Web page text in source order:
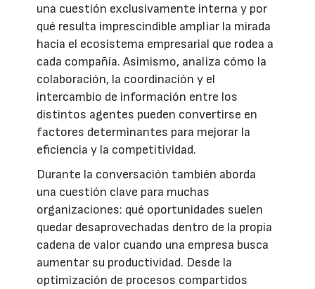
una cuestión exclusivamente interna y por
qué resulta imprescindible ampliar la mirada
hacia el ecosistema empresarial que rodea a
cada compañía. Asimismo, analiza cómo la
colaboración, la coordinación y el
intercambio de información entre los
distintos agentes pueden convertirse en
factores determinantes para mejorar la
eficiencia y la competitividad.
Durante la conversación también aborda
una cuestión clave para muchas
organizaciones: qué oportunidades suelen
quedar desaprovechadas dentro de la propia
cadena de valor cuando una empresa busca
aumentar su productividad. Desde la
optimización de procesos compartidos